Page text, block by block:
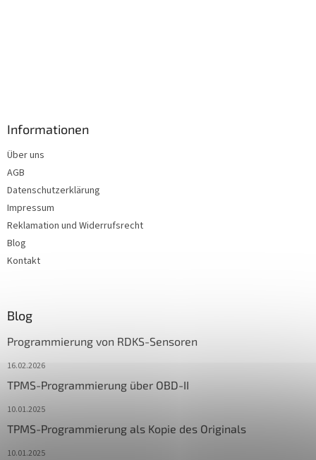
Informationen
Über uns
AGB
Datenschutzerklärung
Impressum
Reklamation und Widerrufsrecht
Blog
Kontakt
Blog
Programmierung von RDKS-Sensoren
16.02.2026
TPMS-Programmierung über OBD-II
10.01.2025
TPMS-Programmierung als Kopie des Originals
10.01.2025